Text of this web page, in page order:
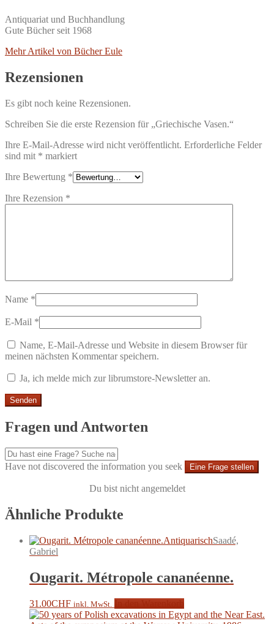
Antiquariat und Buchhandlung
Gute Bücher seit 1968
Mehr Artikel von Bücher Eule
Rezensionen
Es gibt noch keine Rezensionen.
Schreiben Sie die erste Rezension für „Griechische Vasen.“
Ihre E-Mail-Adresse wird nicht veröffentlicht. Erforderliche Felder
sind mit * markiert
Ihre Bewertung *
Ihre Rezension *
Name *
E-Mail *
Name, E-Mail-Adresse und Website in diesem Browser für
meinen nächsten Kommentar speichern.
Ja, ich melde mich zur librumstore-Newsletter an.
Fragen und Antworten
Have not discovered the information you seek Eine Frage stellen
Du bist nicht angemeldet
Ähnliche Produkte
AntiquarischSaadé,
Gabriel
Ougarit. Métropole cananéenne.
31.00CHF inkl. MwSt.